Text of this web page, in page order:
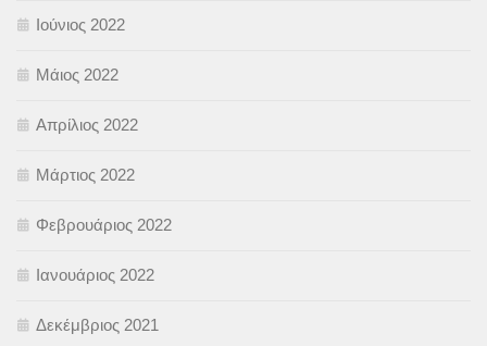
Ιούνιος 2022
Μάιος 2022
Απρίλιος 2022
Μάρτιος 2022
Φεβρουάριος 2022
Ιανουάριος 2022
Δεκέμβριος 2021